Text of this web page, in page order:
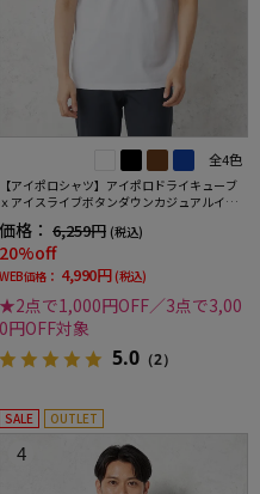
全4色
【アイポロシャツ】アイポロドライキューブ
ｘアイスライブボタンダウンカジュアルイン
夏
価格： 6,259円 (税込)
20%off
WEB価格： 4,990円 (税込)
★2点で1,000円OFF／3点で3,00
0円OFF対象
5.0 （2）
SALE OUTLET
4